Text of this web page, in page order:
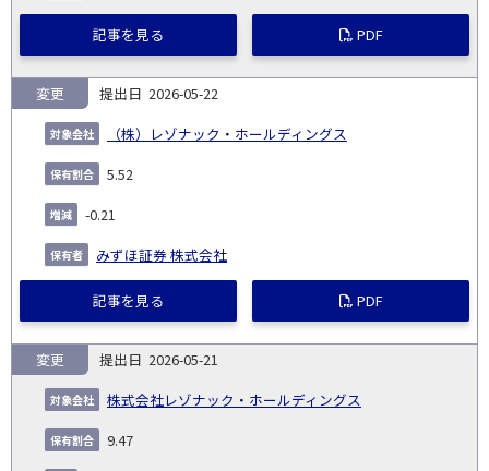
記事を見る PDF
2026-05-22
（株）レゾナック・ホールディングス
変更
5.52
-0.21
みずほ証券 株式会社
記事を見る PDF
2026-05-21
株式会社レゾナック・ホールディングス
変更
9.47